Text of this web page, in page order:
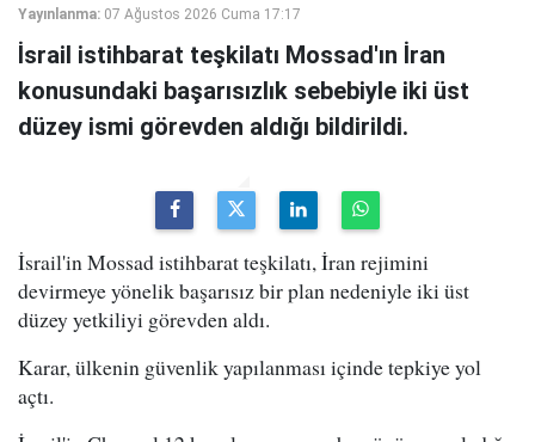
Yayınlanma: 07 Ağustos 2026 Cuma 17:17
İsrail istihbarat teşkilatı Mossad'ın İran
konusundaki başarısızlık sebebiyle iki üst
düzey ismi görevden aldığı bildirildi.
İsrail'in Mossad istihbarat teşkilatı, İran rejimini
devirmeye yönelik başarısız bir plan nedeniyle iki üst
düzey yetkiliyi görevden aldı.
Karar, ülkenin güvenlik yapılanması içinde tepkiye yol
açtı.